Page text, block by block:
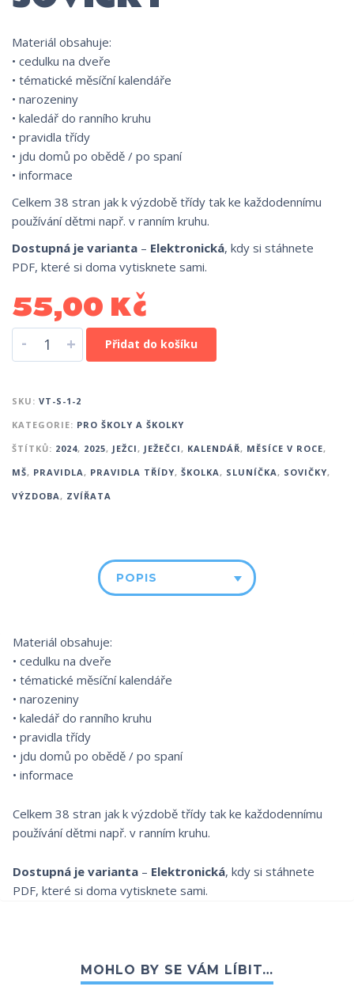
Materiál obsahuje:
• cedulku na dveře
• tématické měsíční kalendáře
• narozeniny
• kaledář do ranního kruhu
• pravidla třídy
• jdu domů po obědě / po spaní
• informace
Celkem 38 stran jak k výzdobě třídy tak ke každodennímu
používání dětmi např. v ranním kruhu.
Dostupná je varianta – Elektronická, kdy si stáhnete
PDF, které si doma vytisknete sami.
55,00 Kč
- + Přidat do košíku
SKU: VT-S-1-2
KATEGORIE: PRO ŠKOLY A ŠKOLKY
ŠTÍTKŮ: 2024, 2025, JEŽCI , JEŽEČCI , KALENDÁŘ, MĚSÍCE V ROCE,
MŠ, PRAVIDLA , PRAVIDLA TŘÍDY, ŠKOLKA , SLUNÍČKA , SOVIČKY,
VÝZDOBA , ZVÍŘATA
POPIS
Materiál obsahuje:
• cedulku na dveře
• tématické měsíční kalendáře
• narozeniny
• kaledář do ranního kruhu
• pravidla třídy
• jdu domů po obědě / po spaní
• informace
Celkem 38 stran jak k výzdobě třídy tak ke každodennímu
používání dětmi např. v ranním kruhu.
Dostupná je varianta – Elektronická, kdy si stáhnete
PDF, které si doma vytisknete sami.
MOHLO BY SE VÁM LÍBIT…